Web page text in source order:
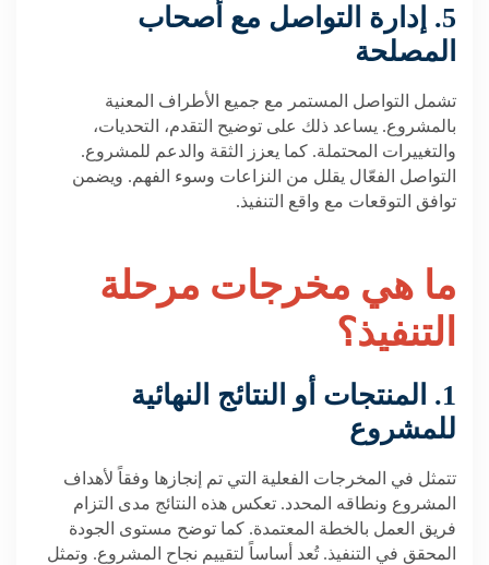
5. إدارة التواصل مع أصحاب
المصلحة
تشمل التواصل المستمر مع جميع الأطراف المعنية
بالمشروع. يساعد ذلك على توضيح التقدم، التحديات،
والتغييرات المحتملة. كما يعزز الثقة والدعم للمشروع.
التواصل الفعّال يقلل من النزاعات وسوء الفهم. ويضمن
توافق التوقعات مع واقع التنفيذ.
ما هي مخرجات مرحلة
التنفيذ؟
1. المنتجات أو النتائج النهائية
للمشروع
تتمثل في المخرجات الفعلية التي تم إنجازها وفقاً لأهداف
المشروع ونطاقه المحدد. تعكس هذه النتائج مدى التزام
فريق العمل بالخطة المعتمدة. كما توضح مستوى الجودة
المحقق في التنفيذ. تُعد أساساً لتقييم نجاح المشروع. وتمثل